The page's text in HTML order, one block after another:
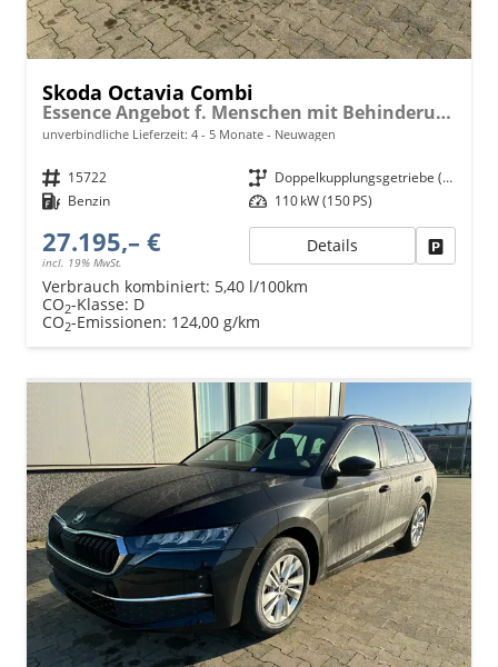
Skoda Octavia Combi
Essence Angebot f. Menschen mit Behinderung ab 50 %! 1.5 TSI Mild-Hybrid 150PS DSG/AUTOMATIK, 2-Zonen-Climatronic, Parksensoren hinten, Radio 10"/Bluetooth/DAB, Tempomat, LED-Scheinwerfer, M-Lederlenkrad, Dachreling, 8x Airbags
unverbindliche Lieferzeit: 4 - 5 Monate Neuwagen
Fahrzeugnr. 15722 Getriebe
Doppelkupplungsgetriebe (DSG)
Kraftstoff Benzin Leistung 110 kW (150 PS)
27.195,– €
incl. 19% MwSt.
Details
Verbrauch kombiniert: 5,40 l/100km
CO2-Klasse: D
CO2-Emissionen: 124,00 g/km